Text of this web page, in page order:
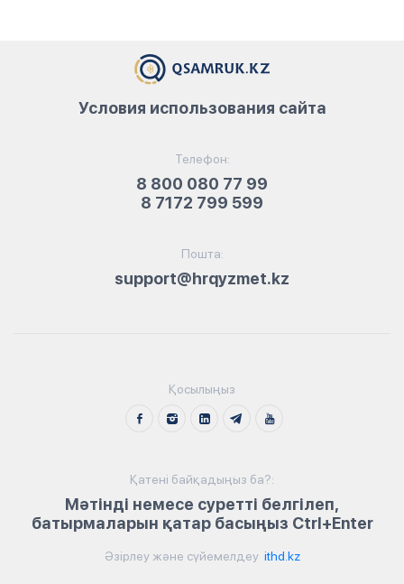
Телефон:
8 800 080 77 99
8 7172 799 599
Пошта:
support@hrqyzmet.kz
Условия использования сайта
Қосылыңыз
Қатені байқадыңыз ба?:
Мәтінді немесе суретті белгілеп,
батырмаларын қатар басыңыз Ctrl+Enter
Әзірлеу және сүйемелдеу ithd.kz